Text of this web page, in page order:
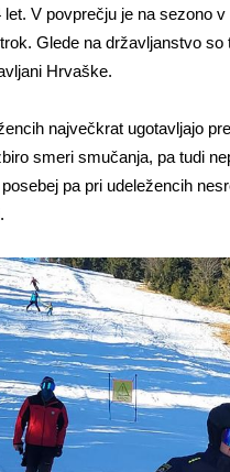
V povprečju je na sezono
Glede na državljanstvo
Hrvaške.
največkrat ugotavljajo
smeri smučanja, pa tudi
pa pri udeležencih